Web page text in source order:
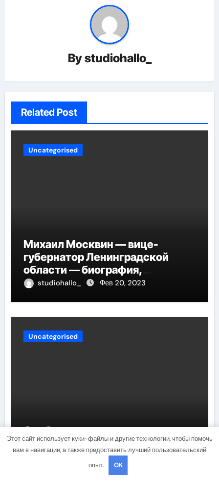
Bystudiohallo_
Related Post
Uncategorised
Михаил Москвин — вице-
губернатор Ленинградской
области — биография,
достижения и вклад в развитие
studiohallo_ Фев 20, 2023
Uncategorised
Особенности лечения жировика
на лобке и в паху у мужчин и
женщин
znakcomstva_ Фев 20, 2023
Этот сайт использует куки-файлы и другие технологии, чтобы помочь
вам в навигации, а также предоставить лучший пользовательский
опыт.
OK